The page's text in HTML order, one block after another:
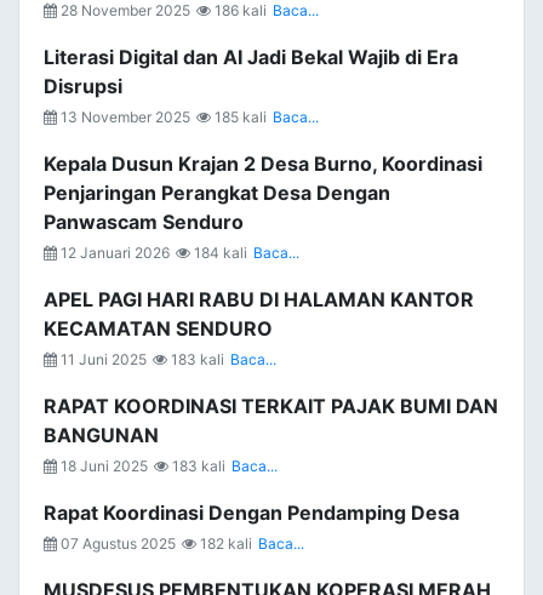
28 November 2025 186 kali Baca...
Literasi Digital dan AI Jadi Bekal Wajib di Era
Disrupsi
13 November 2025 185 kali Baca...
Kepala Dusun Krajan 2 Desa Burno, Koordinasi
Penjaringan Perangkat Desa Dengan
Panwascam Senduro
12 Januari 2026 184 kali Baca...
APEL PAGI HARI RABU DI HALAMAN KANTOR
KECAMATAN SENDURO
11 Juni 2025 183 kali Baca...
RAPAT KOORDINASI TERKAIT PAJAK BUMI DAN
BANGUNAN
18 Juni 2025 183 kali Baca...
Rapat Koordinasi Dengan Pendamping Desa
07 Agustus 2025 182 kali Baca...
MUSDESUS PEMBENTUKAN KOPERASI MERAH